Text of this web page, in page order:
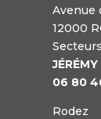
Avenue
12000
06 80
Rodez